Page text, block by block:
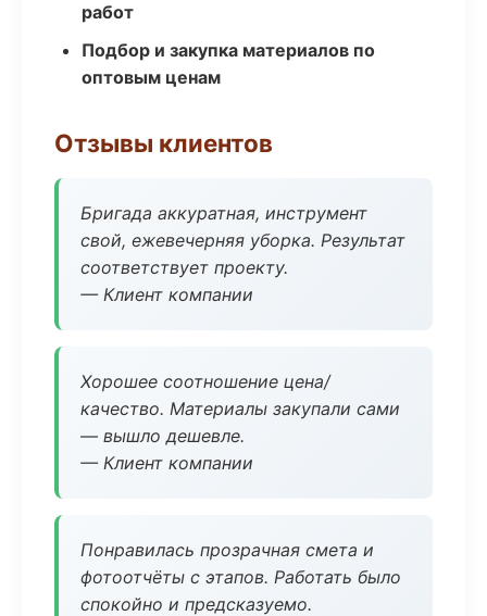
работ
Подбор и закупка материалов по
оптовым ценам
Отзывы клиентов
Бригада аккуратная, инструмент
свой, ежевечерняя уборка. Результат
соответствует проекту.
— Клиент компании
Хорошее соотношение цена/
качество. Материалы закупали сами
— вышло дешевле.
— Клиент компании
Понравилась прозрачная смета и
фотоотчёты с этапов. Работать было
спокойно и предсказуемо.